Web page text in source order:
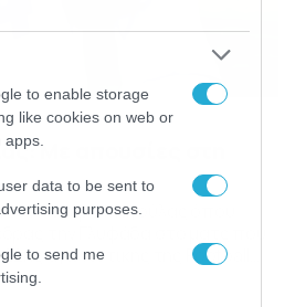
to enable storage
like cookies on web or
data to be sent to
purposes.
to send me
Με απουσίες στη
τον Αστέρα Μαγούλας όπου
22ης αγωνιστικής της Football
TV). Δυο απουσίες